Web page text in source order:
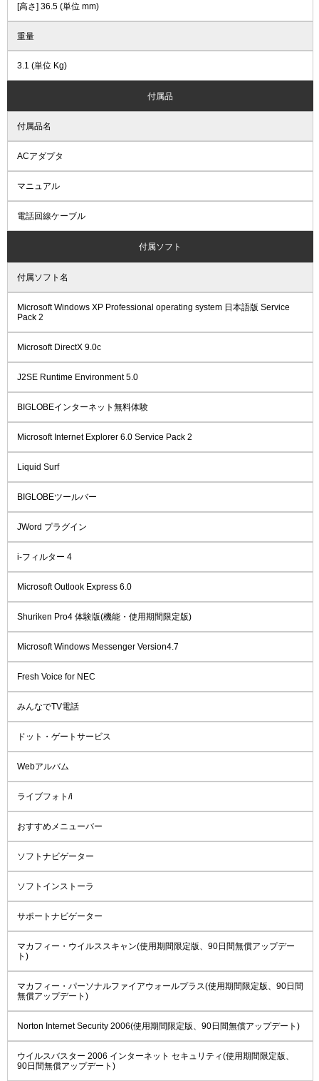
[高さ] 36.5 (単位 mm)
重量
3.1 (単位 Kg)
付属品
付属品名
ACアダプタ
マニュアル
電話回線ケーブル
付属ソフト
付属ソフト名
Microsoft Windows XP Professional operating system 日本語版 Service
Pack 2
Microsoft DirectX 9.0c
J2SE Runtime Environment 5.0
BIGLOBEインターネット無料体験
Microsoft Internet Explorer 6.0 Service Pack 2
Liquid Surf
BIGLOBEツールバー
JWord プラグイン
i-フィルター 4
Microsoft Outlook Express 6.0
Shuriken Pro4 体験版(機能・使用期間限定版)
Microsoft Windows Messenger Version4.7
Fresh Voice for NEC
みんなでTV電話
ドット・ゲートサービス
Webアルバム
ライブフォト/i
おすすめメニューバー
ソフトナビゲーター
ソフトインストーラ
サポートナビゲーター
マカフィー・ウイルススキャン(使用期間限定版、90日間無償アップデー
ト)
マカフィー・パーソナルファイアウォールプラス(使用期間限定版、90日間
無償アップデート)
Norton Internet Security 2006(使用期間限定版、90日間無償アップデート)
ウイルスバスター 2006 インターネット セキュリティ(使用期間限定版、
90日間無償アップデート)